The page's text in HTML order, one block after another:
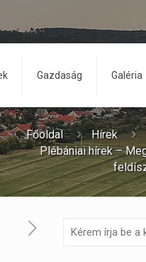
Gazdaság Galéria
Főoldal Hírek
Plébániai hírek –